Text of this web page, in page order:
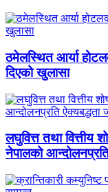
ठमेलस्थित आर्या
दिएको खुलासा
लघुवित्त तथा वित्तीय
नेपालको